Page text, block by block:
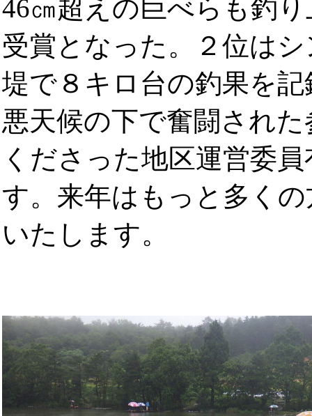
46㎝超えの巨べらも釣
受賞となった。２位は
堤で８キロ台の釣果を
悪天候の下で奮闘され
くださった地区運営委
す。来年はもっと多く
いたします。